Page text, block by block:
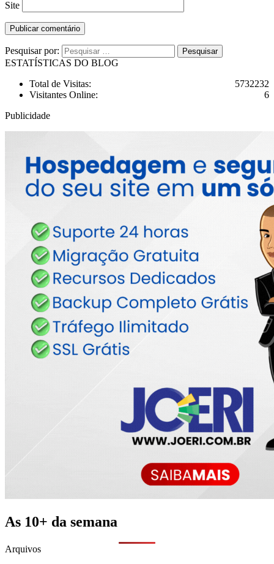
Site
Pesquisar por:
ESTATÍSTICAS DO BLOG
5732232
Total de Visitas:
6
Visitantes Online:
Publicidade
As 10+ da semana
Arquivos